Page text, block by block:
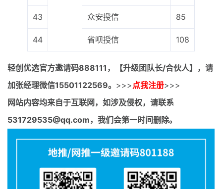
43 众安授信 85
44 省呗授信 108
轻创优选官方邀请码888111，【升级团队长/合伙人】，请
加张经理微信15501122569。 >>> 点我注册>>>
网站内容均来自于互联网，如涉及侵权，请联系
531729535@qq.com，我们会第一时间删除。